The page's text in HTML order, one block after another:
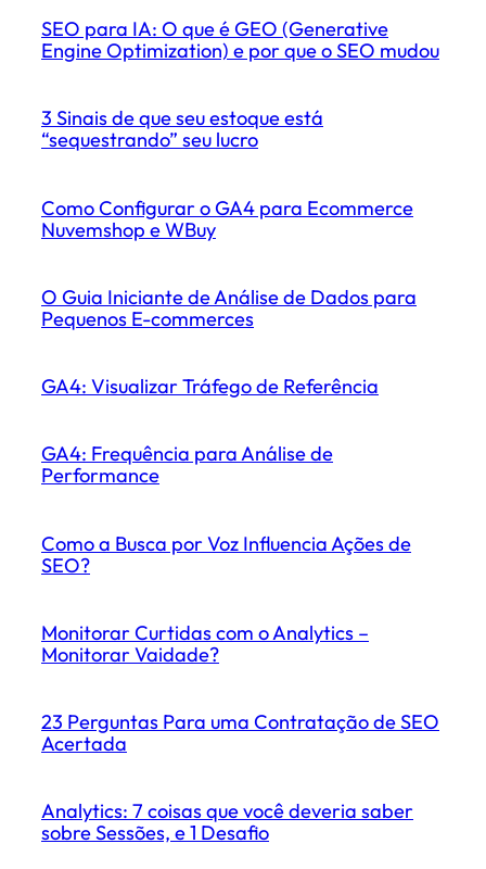
SEO para IA: O que é GEO (Generative
Engine Optimization) e por que o SEO mudou
3 Sinais de que seu estoque está
“sequestrando” seu lucro
Como Configurar o GA4 para Ecommerce
Nuvemshop e WBuy
O Guia Iniciante de Análise de Dados para
Pequenos E-commerces
GA4: Visualizar Tráfego de Referência
GA4: Frequência para Análise de
Performance
Como a Busca por Voz Influencia Ações de
SEO?
Monitorar Curtidas com o Analytics –
Monitorar Vaidade?
23 Perguntas Para uma Contratação de SEO
Acertada
Analytics: 7 coisas que você deveria saber
sobre Sessões, e 1 Desafio